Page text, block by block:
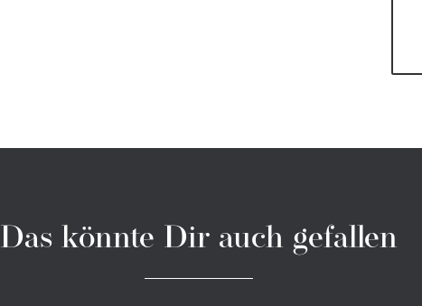
Das könnte Dir auch gefallen